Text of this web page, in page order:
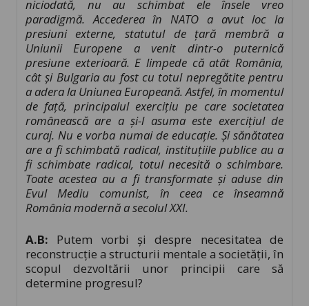
niciodată, nu au schimbat ele însele vreo
paradigmă. Accederea în NATO a avut loc la
presiuni externe, statutul de țară membră a
Uniunii Europene a venit dintr-o puternică
presiune exterioară. E limpede că atât România,
cât și Bulgaria au fost cu totul nepregătite pentru
a adera la Uniunea Europeană. Astfel, în momentul
de față, principalul exercițiu pe care societatea
românească are a și-l asuma este exercițiul de
curaj. Nu e vorba numai de educație. Și sănătatea
are a fi schimbată radical, instituțiile publice au a
fi schimbate radical, totul necesită o schimbare.
Toate acestea au a fi transformate și aduse din
Evul Mediu comunist, în ceea ce înseamnă
România modernă a secolul XXI.
A.B: Putem vorbi și despre necesitatea de
reconstrucție a structurii mentale a societății, în
scopul dezvoltării unor principii care să
determine progresul?